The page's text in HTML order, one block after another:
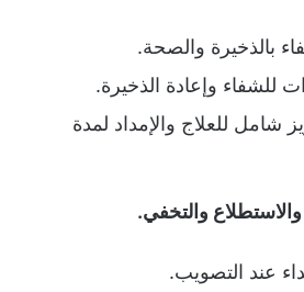
بالذخيرة والصحة.
للشفاء وإعادة الذخيرة.
شامل للعلاج والإمداد لمدة
عند التصويب.